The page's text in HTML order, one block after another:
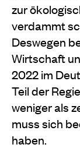
zur
verdammt
Deswegen
Wirtschaft
2022 im
Teil der
weniger als
muss sich
haben.